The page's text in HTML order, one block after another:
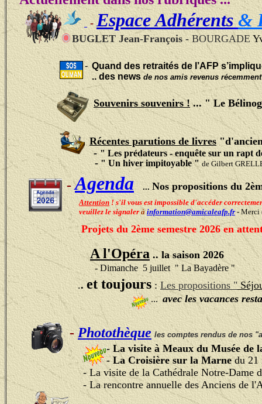
-Espace Adhérents &
BUGLET Jean-François -BOURGADE
- Quand des retraités de l’AFP
.. des newsde nos amis revenus
Souvenirs souvenirs ! ... " Le
Récentes parutions de livres
-" Les prédateurs - enquête sur un rapt
- " Un hiverimpitoyable "de Gilbert
- Agenda ... Nos propositions du
Attention ! s'il vous est impossible d'accéder
veuillez le signaler à information@amicaleafp.fr - Merci
Projets du 2ème semestre 2026 en
A l'Opéra .. la saison 2026
- Dimanche 5 juillet " La Bayadère "
..et toujours : Les propositions "
... avec les vacances
- Photothèque les comptes rendus de nos
- La visite à Meaux du Musée de
- La Croisière sur la Marnedu 21
- La visite de la Cathédrale Notre-Dame
- La rencontre annuelle des Anciens de